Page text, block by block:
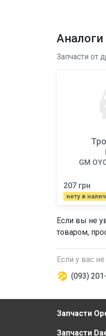
Аналоги
Запчасти от
GM
207 грн
нету в
Если вы не
товаром,
Если у вас
(093)
Запчасти
Запчасти